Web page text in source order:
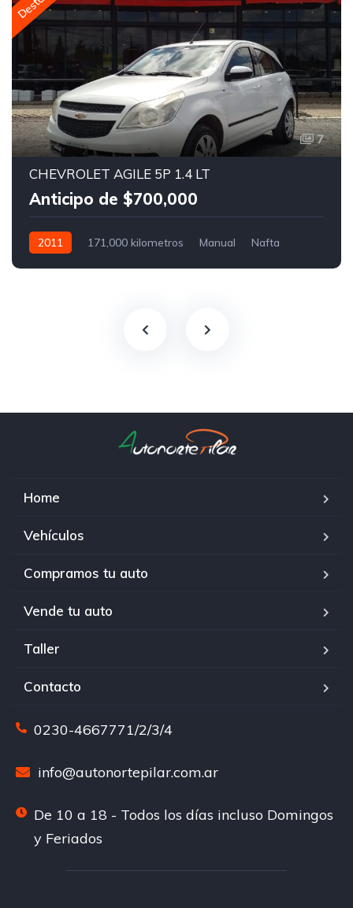
7
CHEVROLET AGILE 5P 1.4 LT
Anticipo de $700,000
2011 171,000 kilometros Manual Nafta
Home
Vehículos
Compramos tu auto
Vende tu auto
Taller
Contacto
0230-4667771/2/3/4
info@autonortepilar.com.ar
De 10 a 18 - Todos los días incluso Domingos
y Feriados